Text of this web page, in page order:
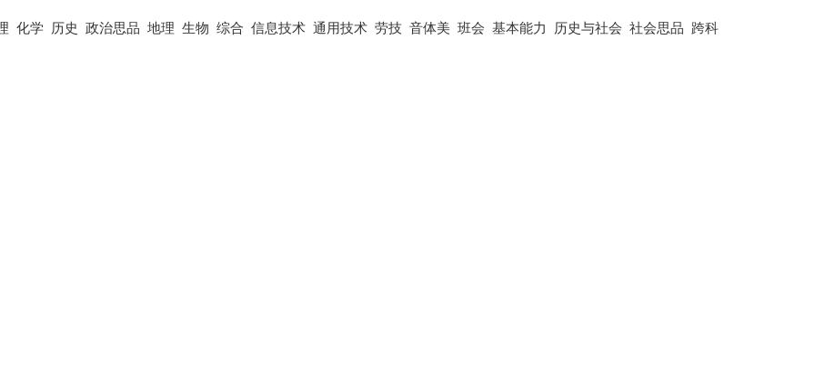
化学 历史 政治思品 地理 生物 综合 信息技术 通用技术 劳技 音体美 班会 基本能力 历史与社会 社会思品 跨科